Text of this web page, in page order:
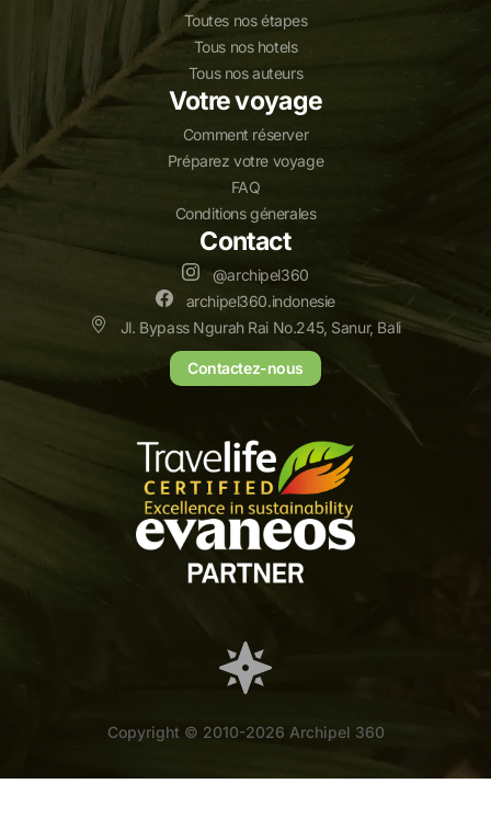
Toutes nos étapes
Tous nos hotels
Tous nos auteurs
Votre voyage
Comment réserver
Préparez votre voyage
FAQ
Conditions génerales
Contact
@archipel360
archipel360.indonesie
Jl. Bypass Ngurah Rai No.245, Sanur, Bali
Contactez-nous
Copyright © 2010-2026 Archipel 360